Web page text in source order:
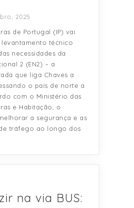
2025
de Portugal (IP) vai
técnico
necessidades da
2 (EN2) – a
que liga Chaves a
o país de norte a
com o Ministério das
e Habitação, o
a segurança e as
tráfego ao longo dos
na via BUS: